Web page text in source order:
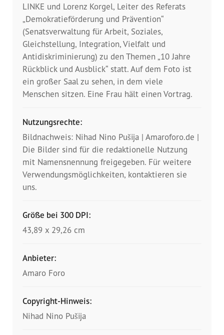
Wissenswertes
Publikationen
Mediathek
Plakate
Pressemitteilungen
Positionen
Pressespiegel
Glossar
LINKE und Lorenz Korgel, Leiter des Referats
„Demokratieförderung und Prävention“
(Senatsverwaltung für Arbeit, Soziales,
Gleichstellung, Integration, Vielfalt und
Antidiskriminierung) zu den Themen „10 Jahre
Rückblick und Ausblick“ statt. Auf dem Foto ist
ein großer Saal zu sehen, in dem viele
Menschen sitzen. Eine Frau hält einen Vortrag.
Nutzungsrechte:
Bildnachweis: Nihad Nino Pušija | Amaroforo.de |
Die Bilder sind für die redaktionelle Nutzung
mit Namensnennung freigegeben. Für weitere
Verwendungsmöglichkeiten, kontaktieren sie
uns.
Größe bei 300 DPI:
43,89 x 29,26 cm
Anbieter:
Amaro Foro
Copyright-Hinweis:
Nihad Nino Pušija